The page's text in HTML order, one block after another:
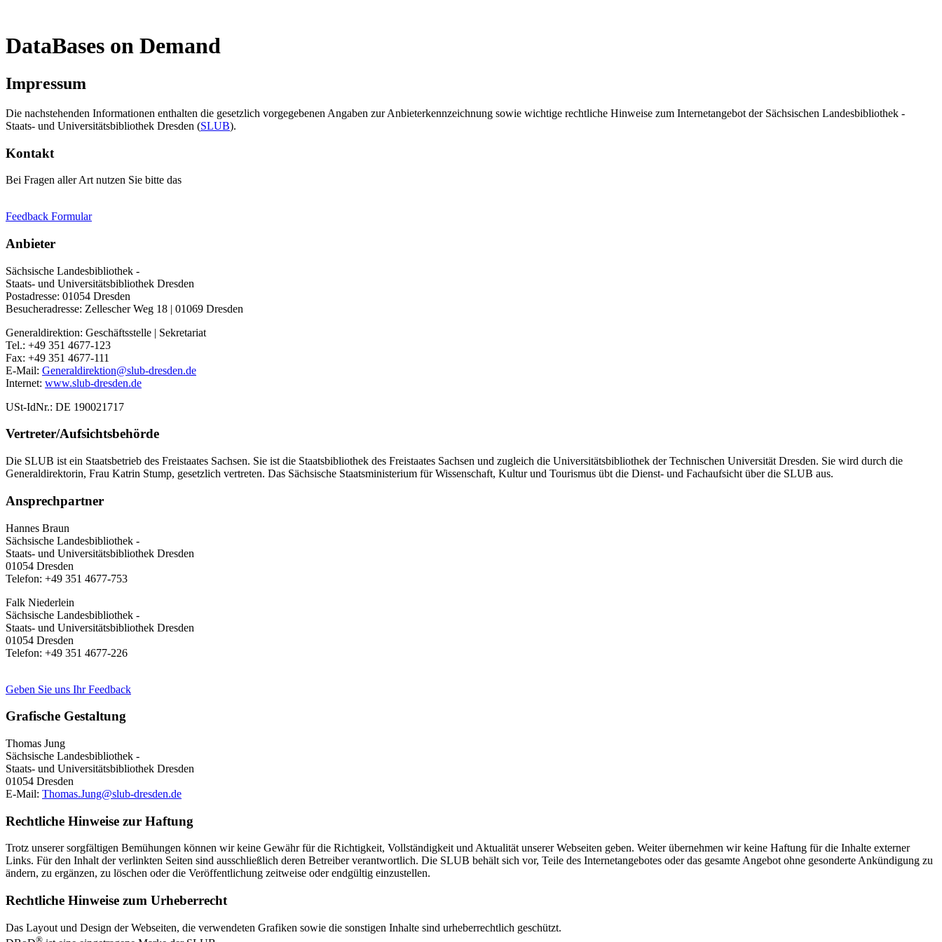
DataBases on Demand
Impressum
Die nachstehenden Informationen enthalten die gesetzlich vorgegebenen Angaben zur Anbieterkennzeichnung sowie wichtige rechtliche Hinweise zum Internetangebot der Sächsischen Landesbibliothek -
Staats- und Universitätsbibliothek Dresden (SLUB).
Kontakt
Bei Fragen aller Art nutzen Sie bitte das
Feedback Formular
Anbieter
Sächsische Landesbibliothek -
Staats- und Universitätsbibliothek Dresden
Postadresse: 01054 Dresden
Besucheradresse: Zellescher Weg 18 | 01069 Dresden
Generaldirektion: Geschäftsstelle | Sekretariat
Tel.: +49 351 4677-123
Fax: +49 351 4677-111
E-Mail: Generaldirektion@slub-dresden.de
Internet: www.slub-dresden.de
USt-IdNr.: DE 190021717
Vertreter/Aufsichtsbehörde
Die SLUB ist ein Staatsbetrieb des Freistaates Sachsen. Sie ist die Staatsbibliothek des Freistaates Sachsen und zugleich die Universitätsbibliothek der Technischen Universität Dresden. Sie wird durch die
Generaldirektorin, Frau Katrin Stump, gesetzlich vertreten. Das Sächsische Staatsministerium für Wissenschaft, Kultur und Tourismus übt die Dienst- und Fachaufsicht über die SLUB aus.
Ansprechpartner
Hannes Braun
Sächsische Landesbibliothek -
Staats- und Universitätsbibliothek Dresden
01054 Dresden
Telefon: +49 351 4677-753
Falk Niederlein
Sächsische Landesbibliothek -
Staats- und Universitätsbibliothek Dresden
01054 Dresden
Telefon: +49 351 4677-226
Geben Sie uns Ihr Feedback
Grafische Gestaltung
Thomas Jung
Sächsische Landesbibliothek -
Staats- und Universitätsbibliothek Dresden
01054 Dresden
E-Mail: Thomas.Jung@slub-dresden.de
Rechtliche Hinweise zur Haftung
Trotz unserer sorgfältigen Bemühungen können wir keine Gewähr für die Richtigkeit, Vollständigkeit und Aktualität unserer Webseiten geben. Weiter übernehmen wir keine Haftung für die Inhalte externer
Links. Für den Inhalt der verlinkten Seiten sind ausschließlich deren Betreiber verantwortlich. Die SLUB behält sich vor, Teile des Internetangebotes oder das gesamte Angebot ohne gesonderte Ankündigung zu
ändern, zu ergänzen, zu löschen oder die Veröffentlichung zeitweise oder endgültig einzustellen.
Rechtliche Hinweise zum Urheberrecht
Das Layout und Design der Webseiten, die verwendeten Grafiken sowie die sonstigen Inhalte sind urheberrechtlich geschützt.
®